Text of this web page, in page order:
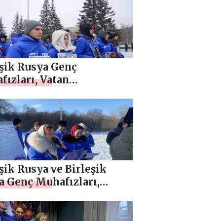
etkinlikler
Rusya Genç
Vatan
etkinlikler
Rusya ve Birleşik
Genç Muhafızları,
zeka oyunları